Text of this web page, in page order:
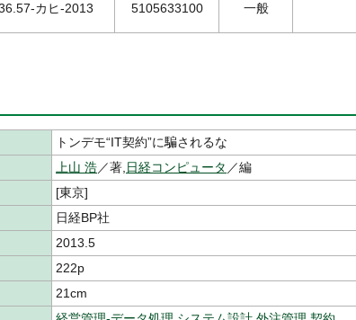
カヒ-2013 5105633100 一般
トンデモ“IT契約”に騙されるな
上山 浩／著, 日経コンピュータ ／編
[東京]
日経BP社
2013.5
222p
21cm